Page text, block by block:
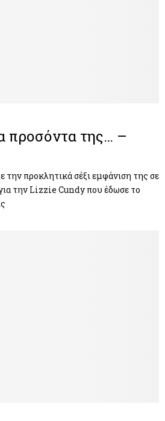
προσόντα της… –
την προκλητικά σέξι εμφάνιση της σε
την Lizzie Cundy που έδωσε το